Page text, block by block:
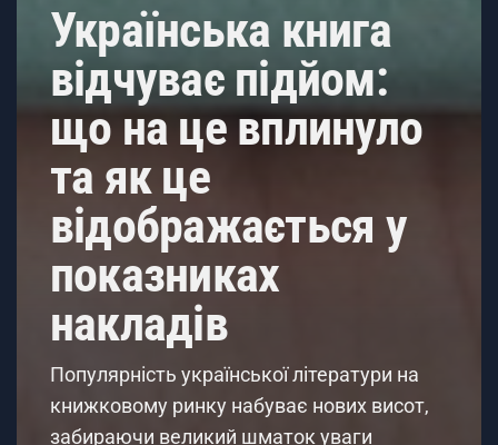
Українська книга
відчуває підйом:
що на це вплинуло
та як це
відображається у
показниках
накладів
Популярність української літератури на
книжковому ринку набуває нових висот,
забираючи великий шматок уваги